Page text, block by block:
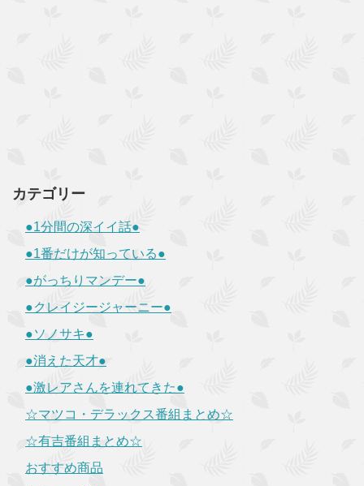
カテゴリー
●1分間の深イイ話●
●1番だけが知っている●
●がっちりマンデー●
●クレイジージャーニー●
●ソノサキ●
●消えた天才●
●激レアさんを連れてきた●
☆マツコ・デラックス番組まとめ☆
☆有吉番組まとめ☆
おすすめ商品